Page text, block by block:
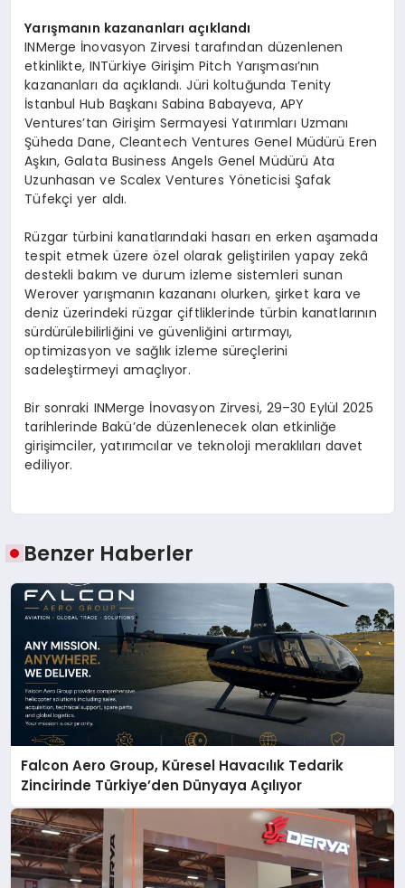
Yarışmanın kazananları açıklandı
INMerge İnovasyon Zirvesi tarafından düzenlenen
etkinlikte, INTürkiye Girişim Pitch Yarışması’nın
kazananları da açıklandı. Jüri koltuğunda Tenity
İstanbul Hub Başkanı Sabina Babayeva, APY
Ventures’tan Girişim Sermayesi Yatırımları Uzmanı
Şüheda Dane, Cleantech Ventures Genel Müdürü Eren
Aşkın, Galata Business Angels Genel Müdürü Ata
Uzunhasan ve Scalex Ventures Yöneticisi Şafak
Tüfekçi yer aldı.
Rüzgar türbini kanatlarındaki hasarı en erken aşamada
tespit etmek üzere özel olarak geliştirilen yapay zekâ
destekli bakım ve durum izleme sistemleri sunan
Werover yarışmanın kazananı olurken, şirket kara ve
deniz üzerindeki rüzgar çiftliklerinde türbin kanatlarının
sürdürülebilirliğini ve güvenliğini artırmayı,
optimizasyon ve sağlık izleme süreçlerini
sadeleştirmeyi amaçlıyor.
Bir sonraki INMerge İnovasyon Zirvesi, 29–30 Eylül 2025
tarihlerinde Bakü’de düzenlenecek olan etkinliğe
girişimciler, yatırımcılar ve teknoloji meraklıları davet
ediliyor.
Benzer Haberler
Falcon Aero Group, Küresel Havacılık Tedarik
Zincirinde Türkiye’den Dünyaya Açılıyor